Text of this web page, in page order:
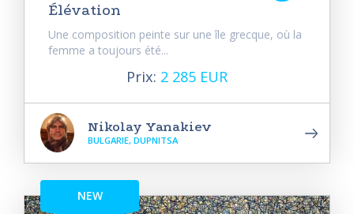
Élévation
Une composition peinte sur une île grecque, où la
femme a toujours été...
Prix: 2 285 EUR
Nikolay Yanakiev
BULGARIE, DUPNITSA
NEW